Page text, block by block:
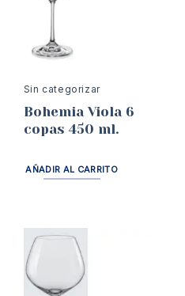
Sin categorizar
Bohemia Viola 6
copas 450 ml.
AÑADIR AL CARRITO